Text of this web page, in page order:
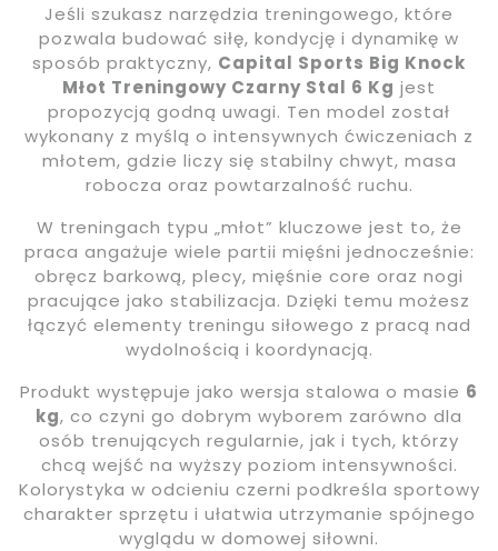
Jeśli szukasz narzędzia treningowego, które
pozwala budować siłę, kondycję i dynamikę w
sposób praktyczny, Capital Sports Big Knock
Młot Treningowy Czarny Stal 6 Kg jest
propozycją godną uwagi. Ten model został
wykonany z myślą o intensywnych ćwiczeniach z
młotem, gdzie liczy się stabilny chwyt, masa
robocza oraz powtarzalność ruchu.
W treningach typu „młot” kluczowe jest to, że
praca angażuje wiele partii mięśni jednocześnie:
obręcz barkową, plecy, mięśnie core oraz nogi
pracujące jako stabilizacja. Dzięki temu możesz
łączyć elementy treningu siłowego z pracą nad
wydolnością i koordynacją.
Produkt występuje jako wersja stalowa o masie 6
kg, co czyni go dobrym wyborem zarówno dla
osób trenujących regularnie, jak i tych, którzy
chcą wejść na wyższy poziom intensywności.
Kolorystyka w odcieniu czerni podkreśla sportowy
charakter sprzętu i ułatwia utrzymanie spójnego
wyglądu w domowej siłowni.